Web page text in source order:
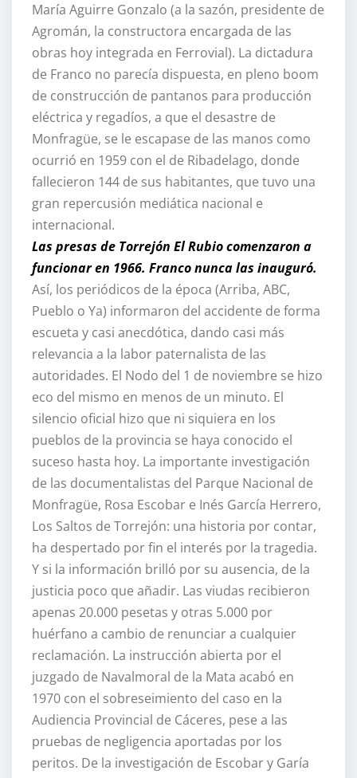
María Aguirre Gonzalo (a la sazón, presidente de
Agromán, la constructora encargada de las
obras hoy integrada en Ferrovial). La dictadura
de Franco no parecía dispuesta, en pleno boom
de construcción de pantanos para producción
eléctrica y regadíos, a que el desastre de
Monfragüe, se le escapase de las manos como
ocurrió en 1959 con el de Ribadelago, donde
fallecieron 144 de sus habitantes, que tuvo una
gran repercusión mediática nacional e
internacional.
Las presas de Torrejón El Rubio comenzaron a
funcionar en 1966. Franco nunca las inauguró.
Así, los periódicos de la época (Arriba, ABC,
Pueblo o Ya) informaron del accidente de forma
escueta y casi anecdótica, dando casi más
relevancia a la labor paternalista de las
autoridades. El Nodo del 1 de noviembre se hizo
eco del mismo en menos de un minuto. El
silencio oficial hizo que ni siquiera en los
pueblos de la provincia se haya conocido el
suceso hasta hoy. La importante investigación
de las documentalistas del Parque Nacional de
Monfragüe, Rosa Escobar e Inés García Herrero,
Los Saltos de Torrejón: una historia por contar,
ha despertado por fin el interés por la tragedia.
Y si la información brilló por su ausencia, de la
justicia poco que añadir. Las viudas recibieron
apenas 20.000 pesetas y otras 5.000 por
huérfano a cambio de renunciar a cualquier
reclamación. La instrucción abierta por el
juzgado de Navalmoral de la Mata acabó en
1970 con el sobreseimiento del caso en la
Audiencia Provincial de Cáceres, pese a las
pruebas de negligencia aportadas por los
peritos. De la investigación de Escobar y Garía